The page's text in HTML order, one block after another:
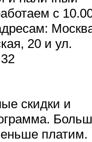
с
20 и ул.
скидки и
платим.